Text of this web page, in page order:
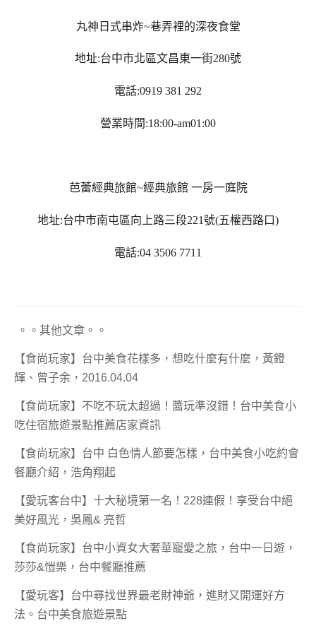
丸神日式串炸~巷弄裡的深夜食堂
地址:台中市北區文昌東一街280號
電話:0919 381 292
營業時間:18:00-am01:00
芭蕾經典旅館~經典旅館 一房一庭院
地址:台中市南屯區向上路三段221號(五權西路口)
電話:04 3506 7711
。。其他文章。。
【食尚玩家】台中美食花樣多，想吃什麼有什麼，黃鐙
輝、曾子余，2016.04.04
【食尚玩家】不吃不玩太超過！醬玩準沒錯！台中美食小
吃住宿旅遊景點推薦店家資訊
【食尚玩家】台中 白色情人節要怎樣，台中美食小吃約會
餐廳介紹，浩角翔起
【愛玩客台中】十大秘境第一名！228連假！享受台中絕
美好風光，吳鳳& 亮哲
【食尚玩家】台中小資女大奢華寵愛之旅，台中一日遊，
莎莎&愷樂，台中餐廳推薦
【愛玩客】台中尋找世界最老財神爺，進財又開運好方
法。台中美食旅遊景點